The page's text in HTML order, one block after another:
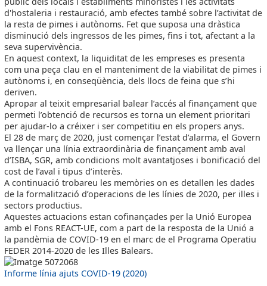
d'hostaleria i restauració, amb efectes també sobre l’activitat de
la resta de pimes i autònoms. Fet que suposa una dràstica
disminució dels ingressos de les pimes, fins i tot, afectant a la
seva supervivència.
En aquest context, la liquiditat de les empreses es presenta
com una peça clau en el manteniment de la viabilitat de pimes i
autònoms i, en conseqüència, dels llocs de feina que s’hi
deriven.
Apropar al teixit empresarial balear l’accés al finançament que
permeti l’obtenció de recursos es torna un element prioritari
per ajudar-lo a créixer i ser competitiu en els propers anys.
El 28 de març de 2020, just començar l’estat d’alarma, el Govern
va llençar una línia extraordinària de finançament amb aval
d’ISBA, SGR, amb condicions molt avantatjoses i bonificació del
cost de l’aval i tipus d’interès.
A continuació trobareu les memòries on es detallen les dades
de la formalització d’operacions de les línies de 2020, per illes i
sectors productius.
Aquestes actuacions estan cofinançades per la Unió Europea
amb el Fons REACT-UE, com a part de la resposta de la Unió a
la pandèmia de COVID-19 en el marc de el Programa Operatiu
FEDER 2014-2020 de les Illes Balears.
Informe línia ajuts COVID-19 (2020)